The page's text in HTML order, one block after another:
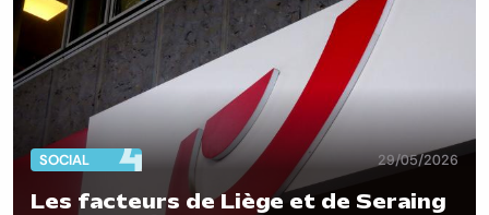
SOCIAL 29/05/2026
Les facteurs de Liège et de Seraing